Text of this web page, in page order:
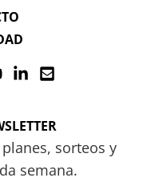
sorteos y
semana.